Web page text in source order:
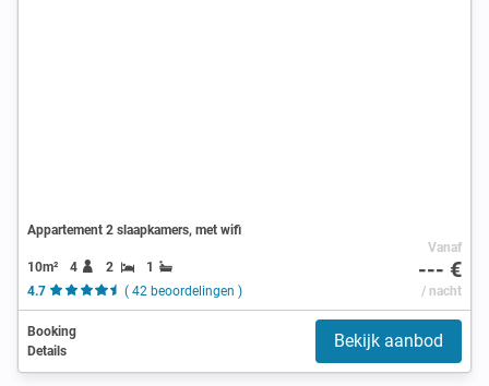
Appartement 2 slaapkamers, met wifi
10m² 4 2
1
4.7
( 42 beoordelingen )
Vanaf
--- €
/ nacht
Booking
Details
Bekijk aanbod